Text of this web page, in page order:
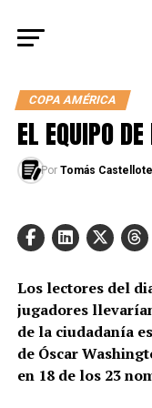
COPA AMÉRICA
EL EQUIPO
Por Tomás Castellote
Los lectores del
jugadores
de la ciudadanía
de Óscar
en 18 de los 23